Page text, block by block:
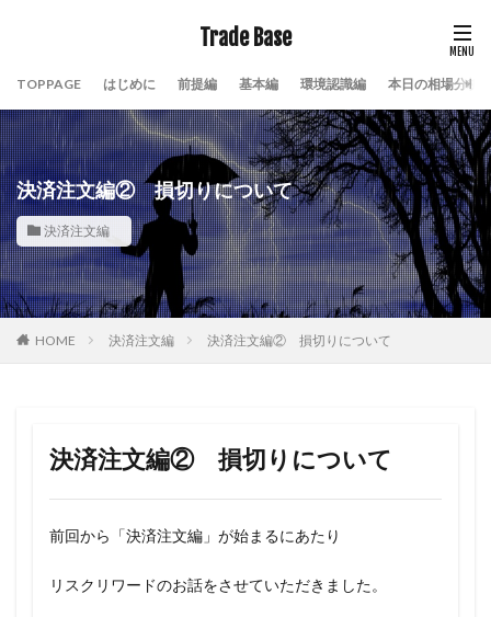
Trade Base
TOPPAGE はじめに 前提編 基本編 環境認識編 本日の相場分析
決済注文編② 損切りについて
決済注文編
HOME 決済注文編 決済注文編② 損切りについて
決済注文編② 損切りについて
前回から「決済注文編」が始まるにあたり
リスクリワードのお話をさせていただきました。